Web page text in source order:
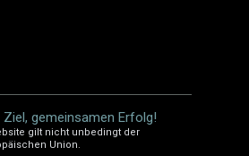
Ziel, gemeinsamen Erfolg!
gilt nicht unbedingt der
Union.